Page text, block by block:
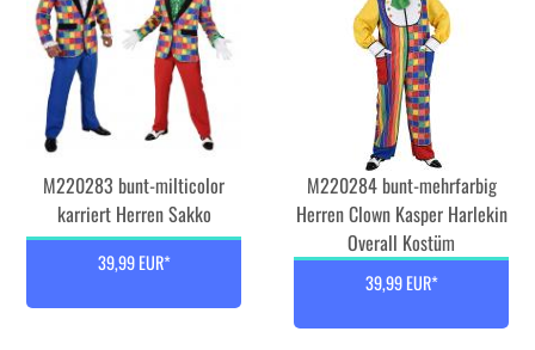
M220283 bunt-milticolor
karriert Herren Sakko
39,99 EUR*
M220284 bunt-mehrfarbig
Herren Clown Kasper Harlekin
Overall Kostüm
39,99 EUR*